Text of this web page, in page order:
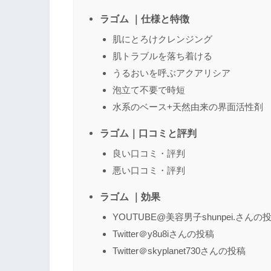
（任意）
ラゴム ｜仕様と特徴
肌にとろけクレンジング
肌トラブルを落ち着ける
うるおいを呼ぶアクアリシア
泡立て不要で時短
水系のベース+天然由来の界面活性剤
ラゴム｜口コミと評判
良い口コミ・評判
悪い口コミ・評判
ラゴム ｜効果
YOUTUBE@美容男子shunpei.さんの
Twitter＠y8u8iさんの投稿
Twitter＠skyplanet730さんの投稿